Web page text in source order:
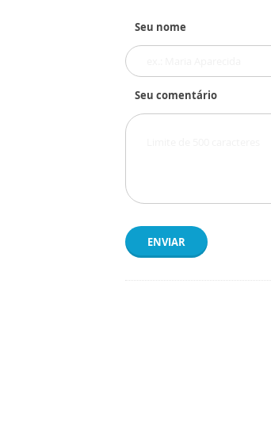
Seu nome
Seu comentário
ENVIAR